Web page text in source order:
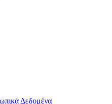
Δεδομένα